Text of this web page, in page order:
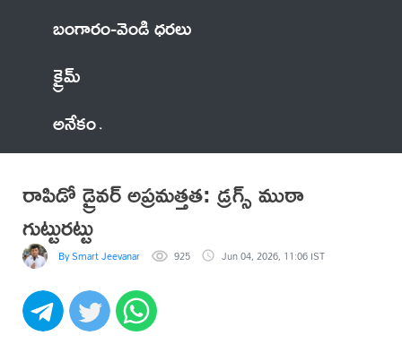
బంగారం-వెండి ధరలు
క్రైమ్
అనేకం
రాపిడో డ్రైవర్ అప్రమత్తత: డ్రగ్స్ ముఠా
గుట్టురట్టు
By Smart Jeevanam 925 Jun 04, 2026, 11:06 IST